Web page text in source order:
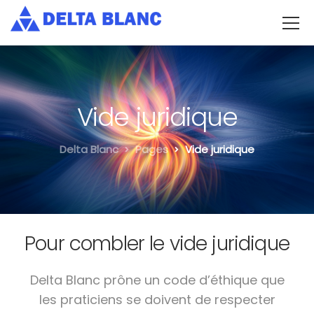
Vide juridique
Delta Blanc Pages Vide juridique
Pour combler le vide juridique
Delta Blanc prône un code d’éthique que
les praticiens se doivent de respecter